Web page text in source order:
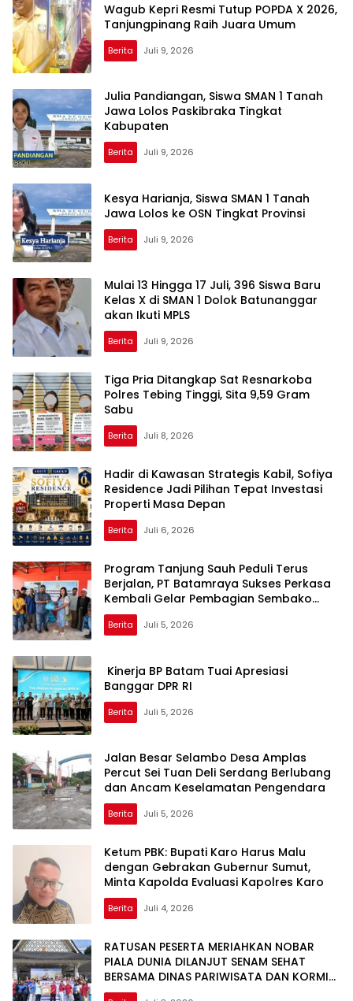
Wagub Kepri Resmi Tutup POPDA X 2026,
Tanjungpinang Raih Juara Umum
Berita Juli 9, 2026
Julia Pandiangan, Siswa SMAN 1 Tanah
Jawa Lolos Paskibraka Tingkat
Kabupaten
Berita Juli 9, 2026
Kesya Harianja, Siswa SMAN 1 Tanah
Jawa Lolos ke OSN Tingkat Provinsi
Berita Juli 9, 2026
Mulai 13 Hingga 17 Juli, 396 Siswa Baru
Kelas X di SMAN 1 Dolok Batunanggar
akan Ikuti MPLS
Berita Juli 9, 2026
Tiga Pria Ditangkap Sat Resnarkoba
Polres Tebing Tinggi, Sita 9,59 Gram
Sabu
Berita Juli 8, 2026
Hadir di Kawasan Strategis Kabil, Sofiya
Residence Jadi Pilihan Tepat Investasi
Properti Masa Depan
Berita Juli 6, 2026
Program Tanjung Sauh Peduli Terus
Berjalan, PT Batamraya Sukses Perkasa
Kembali Gelar Pembagian Sembako
untuk Warga Relokasi Pulau Ngenang
Berita Juli 5, 2026
Kinerja BP Batam Tuai Apresiasi
Banggar DPR RI
Berita Juli 5, 2026
Jalan Besar Selambo Desa Amplas
Percut Sei Tuan Deli Serdang Berlubang
dan Ancam Keselamatan Pengendara
Berita Juli 5, 2026
Ketum PBK: Bupati Karo Harus Malu
dengan Gebrakan Gubernur Sumut,
Minta Kapolda Evaluasi Kapolres Karo
Berita Juli 4, 2026
RATUSAN PESERTA MERIAHKAN NOBAR
PIALA DUNIA DILANJUT SENAM SEHAT
BERSAMA DINAS PARIWISATA DAN KORMI
KOTA PEMATANGSIANTAR